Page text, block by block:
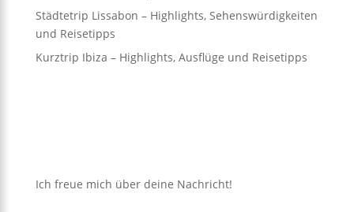
Städtetrip Lissabon – Highlights, Sehenswürdigkeiten
und Reisetipps
Kurztrip Ibiza – Highlights, Ausflüge und Reisetipps
Ich freue mich über deine Nachricht!